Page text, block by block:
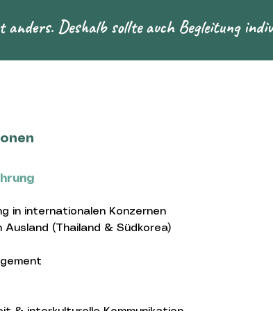
anders. Deshalb sollte auch Begleitung
in internationalen Konzernen
(Thailand & Südkorea)